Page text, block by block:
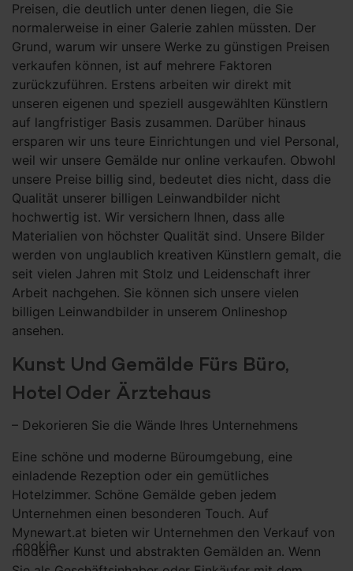
Preisen, die deutlich unter denen liegen, die Sie
normalerweise in einer Galerie zahlen müssten. Der
Grund, warum wir unsere Werke zu günstigen Preisen
verkaufen können, ist auf mehrere Faktoren
zurückzuführen. Erstens arbeiten wir direkt mit
unseren eigenen und speziell ausgewählten Künstlern
auf langfristiger Basis zusammen. Darüber hinaus
ersparen wir uns teure Einrichtungen und viel Personal,
weil wir unsere Gemälde nur online verkaufen. Obwohl
unsere Preise billig sind, bedeutet dies nicht, dass die
Qualität unserer billigen Leinwandbilder nicht
hochwertig ist. Wir versichern Ihnen, dass alle
Materialien von höchster Qualität sind. Unsere Bilder
werden von unglaublich kreativen Künstlern gemalt, die
seit vielen Jahren mit Stolz und Leidenschaft ihrer
Arbeit nachgehen. Sie können sich unsere vielen
billigen Leinwandbilder in unserem Onlineshop
ansehen.
Kunst Und Gemälde Fürs Büro,
Hotel Oder Ärztehaus
– Dekorieren Sie die Wände Ihres Unternehmens
Eine schöne und moderne Büroumgebung, eine
einladende Rezeption oder ein gemütliches
Hotelzimmer. Schöne Gemälde geben jedem
Unternehmen einen besonderen Touch. Auf
Mynewart.at bieten wir Unternehmen den Verkauf von
moderner Kunst und abstrakten Gemälden an. Wenn
cookie